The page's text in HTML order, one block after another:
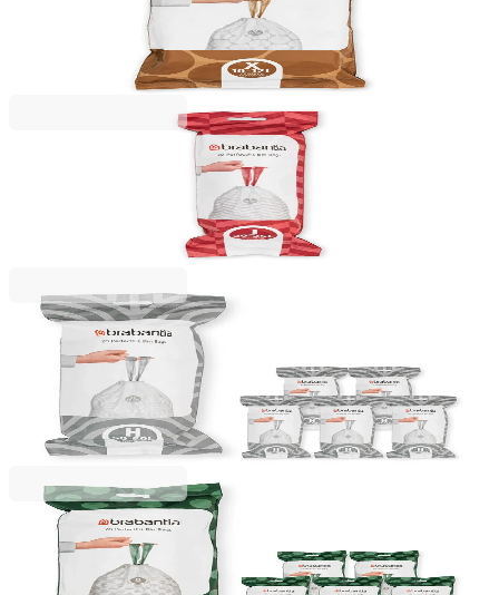
Saci de gunoi cu șnur Brabantia PerfectFit
NewIcon/Bo, cod X, 10-12L, 40 bucăți, pachet
Saci de gunoi cu șnur Brabantia PerfectFit, cod J
20-25L, 20 bucăți, albi
Brabantia
Saci de gunoi cu șnur Brabantia PerfectFit
Touch/Push/Big Bin, cod H, 50-60L, 120 bucăți,
251,99 RON
Brabantia
Saci de gunoi cu șnur Brabantia PerfectFit Bo, cod
R, 36L, 120 bucăți, cutie